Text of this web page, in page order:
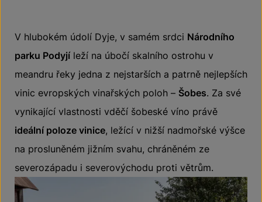
V hlubokém údolí Dyje, v samém srdci Národního
parku Podyjíleží na úbočí skalního ostrohu v
meandru řeky jedna z nejstarších a patrně nejlepších
vinic evropských vinařských poloh – Šobes. Za své
vynikající vlastnosti vděčí šobeské víno právě
ideální poloze vinice, ležící v nižší nadmořské výšce
na prosluněném jižním svahu, chráněném ze
severozápadu i severovýchodu proti větrům.